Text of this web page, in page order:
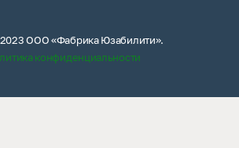
ООО «Фабрика Юзабилити».
конфиденциальности